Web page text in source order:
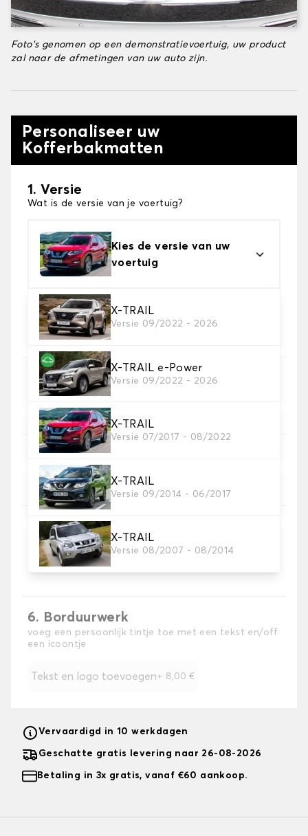
Foto's genomen op een demonstratievoertuig, uw product
zal naar de afmetingen van uw auto zijn.
Personaliseer uw
Kofferbakmatten
1. Versie
Wat is de versie van je voertuig?
Kies de versie van uw
voertuig
X-TRAIL
Versie 09/2022 - 2026
X-TRAIL e-Power
Versie 09/2022 - 2026
X-TRAIL
Versie 07/2017 - 08/2022
X-TRAIL
Versie 09/2014 - 06/2017
X-TRAIL
Versie 08/2007 - 08/2014
2. Materiaal
Kies het materiaal van uw kofferbakmat
3. Tapijt kleuren
Kies de kleur van je tapijt kofferruimte.
Kies het materiaal voor de riem.
5. Kleur koord
Kies de kleur van de riem.
6. Borduurwerk
voeg een persoonlijk tintje toe met een tekst en/off
een icoontje
Tekst en logo toevoegen+ 8,00 €
Vervaardigd in 10 werkdagen
Geschatte gratis levering naar 26-08-2026
Betaling in 3x gratis, vanaf €60 aankoop.